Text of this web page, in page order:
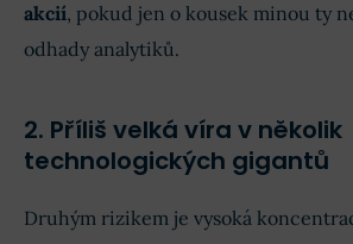
akcií, pokud jen o kousek minou ty
odhady analytiků.
2. Příliš velká víra v několik
technologických gigantů
Druhým rizikem je vysoká